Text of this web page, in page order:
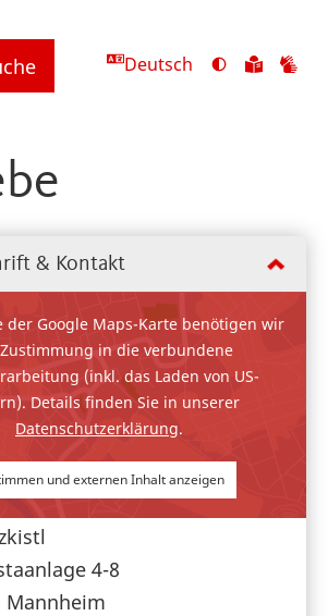
Deutsch
Ansicht
Zu
& Kontakt
der Google Maps-Karte benötigen wir
in die verbundene
(inkl. das Laden von US-
Details finden Sie in unserer
Datenschutzerklärung.
und externen Inhalt anzeigen
4-8
Mannheim